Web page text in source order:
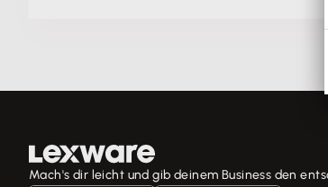
Mach's dir leicht und gib deinem Business den